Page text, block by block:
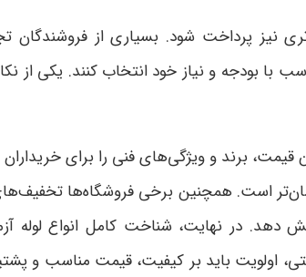
نیز پرداخت شود. بسیاری از فروشندگان
با بودجه و نیاز خود انتخاب کنند. یکی از
برند و ویژگی‌های فنی را برای
است. همچنین برخی فروشگاه‌ها
دهد. در نهایت، شناخت کامل انواع لوله
باید بر کیفیت، قیمت مناسب و